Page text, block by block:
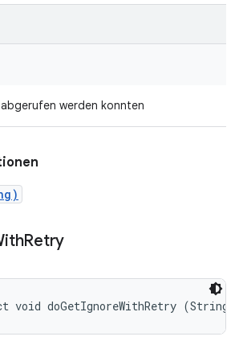
werden konnten
Retry
void doGetIgnoreWithRetry